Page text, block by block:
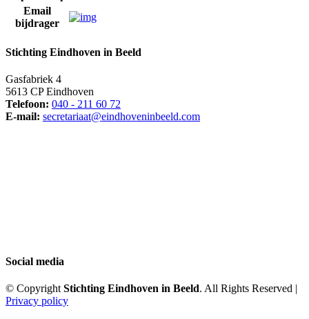
Email
bijdrager
Stichting Eindhoven in Beeld
Gasfabriek 4
5613 CP Eindhoven
Telefoon: 040 - 211 60 72
E-mail: secretariaat@eindhoveninbeeld.com
Social media
© Copyright Stichting Eindhoven in Beeld. All Rights Reserved |
Privacy policy